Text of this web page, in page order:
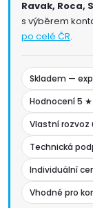
Ravak, Roca,
s výběrem
po celé ČR.
Skladem —
Hodnocení 5
Vlastní rozvoz
Technická
Individuální
Vhodné pro